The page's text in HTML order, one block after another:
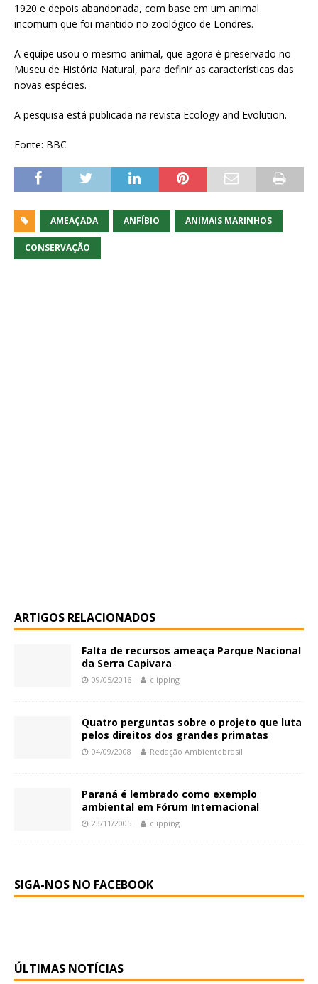
1920 e depois abandonada, com base em um animal
incomum que foi mantido no zoológico de Londres.
A equipe usou o mesmo animal, que agora é preservado no
Museu de História Natural, para definir as características das
novas espécies.
A pesquisa está publicada na revista Ecology and Evolution.
Fonte: BBC
AMEAÇADA ANFÍBIO ANIMAIS MARINHOS
CONSERVAÇÃO
ARTIGOS RELACIONADOS
Falta de recursos ameaça Parque Nacional
da Serra Capivara
09/05/2016 clipping
Quatro perguntas sobre o projeto que luta
pelos direitos dos grandes primatas
04/09/2008 Redação Ambientebrasil
Paraná é lembrado como exemplo
ambiental em Fórum Internacional
23/11/2005 clipping
SIGA-NOS NO FACEBOOK
ÚLTIMAS NOTÍCIAS